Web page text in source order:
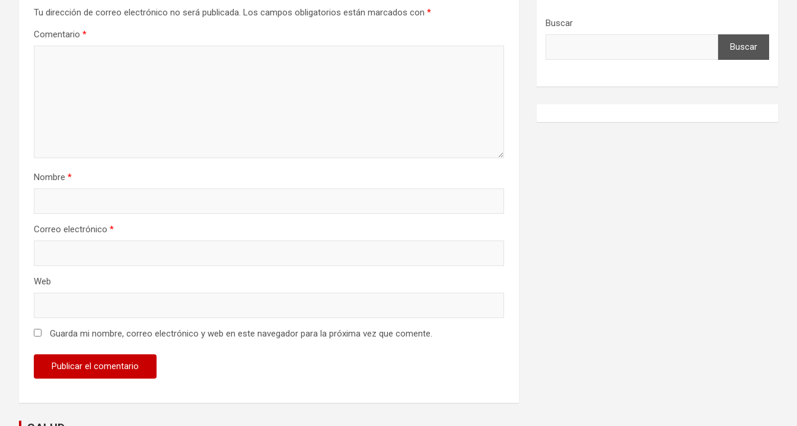
Tu dirección de correo electrónico no será publicada. Los campos obligatorios están marcados con *
Comentario *
Nombre *
Correo electrónico *
Web
Guarda mi nombre, correo electrónico y web en este navegador para la próxima vez que comente.
Buscar
Buscar